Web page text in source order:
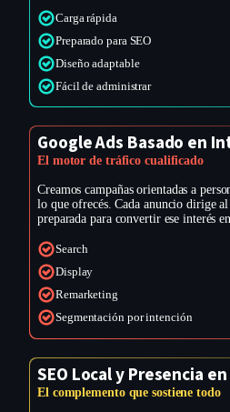
Carga rápida
Preparado para SEO
Diseño adaptable
Fácil de administrar
Google Ads Basado en
El motor de tráfico cualificado
Creamos campañas orientadas a
lo que ofrecés. Cada anuncio dirige
preparada para convertir ese interés
Search
Display
Remarketing
Segmentación por intención
SEO Local y Presencia
El complemento que sostiene todo